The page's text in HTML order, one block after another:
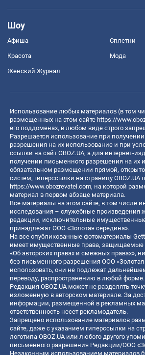
Шоу
Афиша Сплетни
Красота Мода
Женский Журнал
Использование любых материалов (в том
размещенных на этом сайте https://
его поддоменах, в любом виде строго
Разрешается использование при
разрешения на их использование и при
ссылки на сайт OBOZ.UA, а для интернет-
получении письменного разрешения на их
обязательном размещении прямой,
систем, гиперссылки на страницу OBOZ.UA
https://www.obozrevatel.com, на которой
материал в первом абзаце материала.
Все материалы на этом сайте, в том числе
исследования – служебные произведения
редакции, исключительные
принадлежат ООО «Золотая середина».
На все опубликованные фотоматериалы
имеет имущественные права, защищаемые
«Об авторских правах и смежных правах»,
без письменного разрешения ООО «Золотая
использовать, они не подлежат
переводу, распространению в любой форме.
Редакция OBOZ.UA может не разделять
изложенную в авторском материале. За
информации, размещенной в рекламных
ответственность несет рекламодатель.
Запрещено использование материалов
сайте, даже с указанием гиперссылки на
логотипа OBOZ.UA или любого другого
письменного разрешения Редакции/ООО
Незаконным использованием материалов